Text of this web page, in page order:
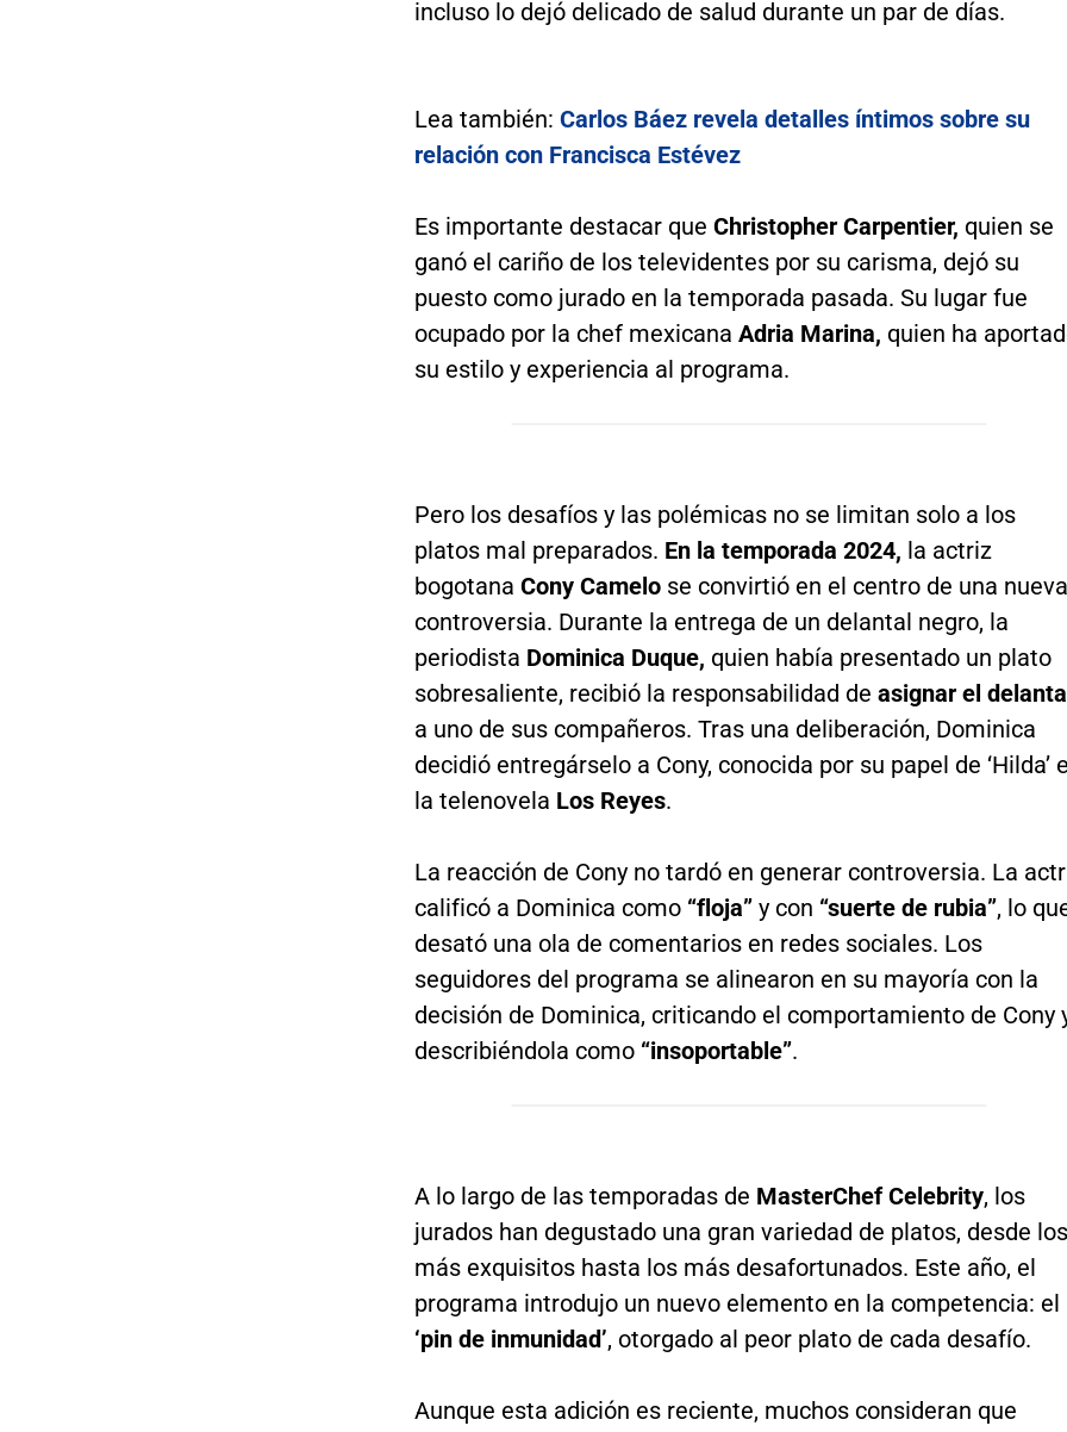
incluso lo dejó delicado de salud durante un par de días.
Lea también: Carlos Báez revela detalles íntimos sobre su
relación con Francisca Estévez
Es importante destacar que Christopher Carpentier, quien se
ganó el cariño de los televidentes por su carisma, dejó su
puesto como jurado en la temporada pasada. Su lugar fue
ocupado por la chef mexicana Adria Marina, quien ha
su estilo y experiencia al programa.
Pero los desafíos y las polémicas no se limitan solo a los
platos mal preparados. En la temporada 2024, la actriz
bogotana Cony Camelose convirtió en el centro de una nueva
controversia. Durante la entrega de un delantal negro, la
periodista Dominica Duque, quien había presentado un plato
sobresaliente, recibió la responsabilidad de asignar el
a uno de sus compañeros. Tras una deliberación, Dominica
decidió entregárselo a Cony, conocida por su papel de ‘Hilda’
la telenovela Los Reyes.
La reacción de Cony no tardó en generar controversia. La
calificó a Dominica como “floja”y con “suerte de rubia”, lo
desató una ola de comentarios en redes sociales. Los
seguidores del programa se alinearon en su mayoría con la
decisión de Dominica, criticando el comportamiento de Cony
describiéndola como “insoportable”.
A lo largo de las temporadas de MasterChef Celebrity, los
jurados han degustado una gran variedad de platos, desde los
más exquisitos hasta los más desafortunados. Este año, el
programa introdujo un nuevo elemento en la competencia: el
‘pin de inmunidad’, otorgado al peor plato de cada desafío.
Aunque esta adición es reciente, muchos consideran que